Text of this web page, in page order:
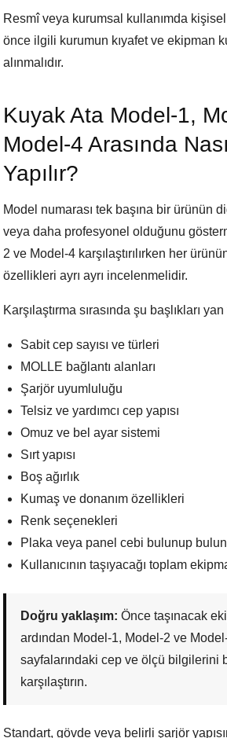
Resmî veya kurumsal kullanımda
önce ilgili kurumun kıyafet ve ekipman
alınmalıdır.
Kuyak Ata Model-1,
Model-4 Arasında
Yapılır?
Model numarası tek başına bir ürünün
veya daha profesyonel olduğunu
2 ve Model-4 karşılaştırılırken her
özellikleri ayrı ayrı incelenmelidir.
Karşılaştırma sırasında şu başlıkları
Sabit cep sayısı ve türleri
MOLLE bağlantı alanları
Şarjör uyumluluğu
Telsiz ve yardımcı cep yapısı
Omuz ve bel ayar sistemi
Sırt yapısı
Boş ağırlık
Kumaş ve donanım özellikleri
Renk seçenekleri
Plaka veya panel cebi bulunup
Kullanıcının taşıyacağı toplam
Doğru yaklaşım: Önce taşınacak
ardından Model-1, Model-2 ve
sayfalarındaki cep ve ölçü bilgilerini
karşılaştırın.
Standart, gövde veya belirli şarjör